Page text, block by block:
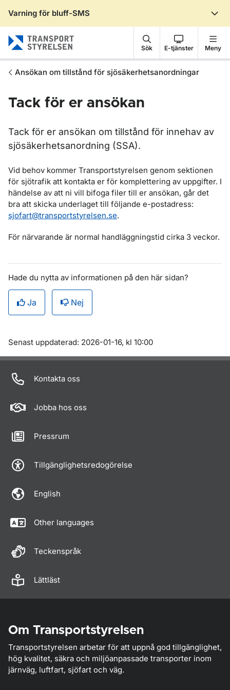
Varning för bluff-SMS
Sök E-tjänster Meny
Ansökan om tillstånd för sjösäkerhetsanordningar
Tack för er ansökan
Tack för er ansökan om tillstånd för innehav av
sjösäkerhetsanordning (SSA).
Vid behov kommer Transportstyrelsen genom sektionen
för sjötrafik att kontakta er för komplettering av uppgifter. I
händelse av att ni vill bifoga filer till er ansökan, går det
bra att skicka underlaget till följande e-postadress:
sjofart@transportstyrelsen.se.
För närvarande är normal handläggningstid cirka 3 veckor.
Hade du nytta av informationen på den här sidan?
Ja Nej
Om sidan
Senast uppdaterad: 2026-01-16, kl 10:00
Kontakta oss
Jobba hos oss
Pressrum
Tillgänglighetsredogörelse
English
Other languages
Teckenspråk
Lättläst
Om Transportstyrelsen
Transportstyrelsen arbetar för att uppnå god tillgänglighet,
hög kvalitet, säkra och miljöanpassade transporter inom
järnväg, luftfart, sjöfart och väg.